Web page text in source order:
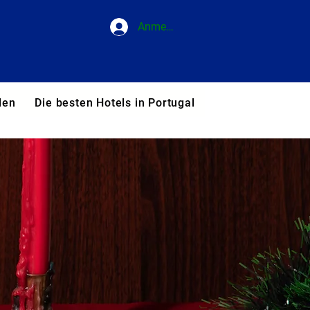
Anmelden
Die besten Hotels in Portugal